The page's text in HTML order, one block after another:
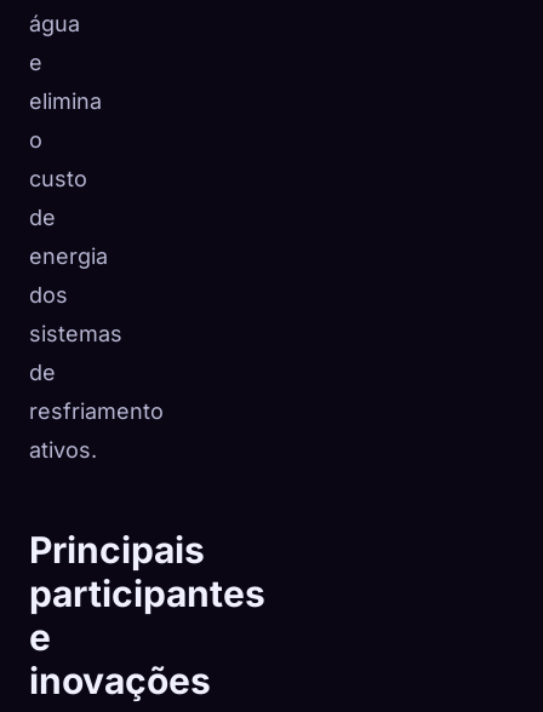
água
e
elimina
o
custo
de
energia
dos
sistemas
de
resfriamento
ativos.
Principais
participantes
e
inovações